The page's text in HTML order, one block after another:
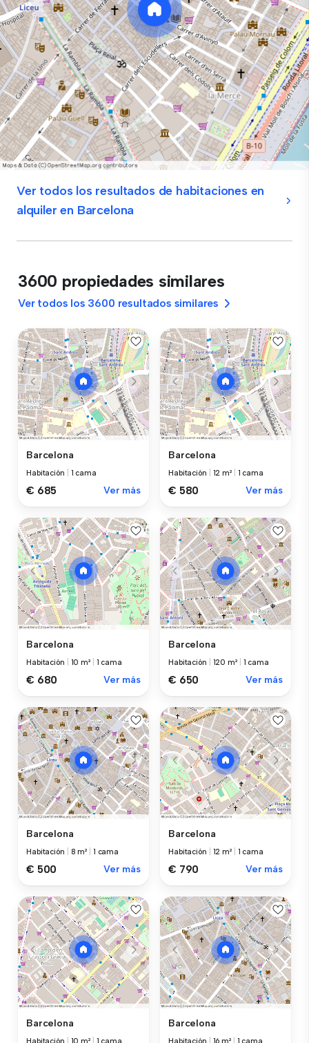
Ver todos los resultados de habitaciones en
alquiler en Barcelona
3600 propiedades similares
Ver todos los 3600 resultados similares
Barcelona
Habitación 1 cama
€ 685 Ver más
Barcelona
Habitación 12 m² 1 cama
€ 580 Ver más
Barcelona
Habitación 10 m² 1 cama
€ 680 Ver más
Barcelona
Habitación 120 m² 1 cama
€ 650 Ver más
Barcelona
Habitación 8 m² 1 cama
€ 500 Ver más
Barcelona
Habitación 12 m² 1 cama
€ 790 Ver más
Barcelona
Habitación 10 m² 1 cama
Barcelona
Habitación 16 m² 1 cama